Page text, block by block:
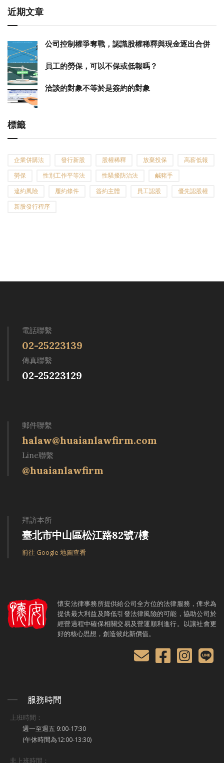
近期文章
公司控制權爭奪戰，認識股權稀釋與現金逐出合併
員工的勞保，可以不保或低報嗎？
洽談的對象不等於是簽約的對象
標籤
企業併購法 發行新股 股權稀釋 放棄投保 高薪低報
勞保 性別工作平等法 性騷擾防治法 鹹豬手
違約風險 履約條件 簽約主體 員工認股 優先認股權
新股發行程序
電話聯繫
02-25223139
傳真聯繫
02-25223129
郵件聯繫
halaw@huaianlawfirm.com
Line聯繫
@huaianlawfirm
拜訪本所
臺北市中山區松江路82號7樓
前往 Google 地圖查看
懷安法律事務所提供給公司全方位的法律服務，俾求為
提供最大利益及降低引發法律風險的可能，協助公司於
經營過程中確保相關交易及營運順利進行。以讓社會更
好的核心思想，創造彼此新價值。
服務時間
上班時間：
週一至週五 9:00-17:30
(午休時間為12:00-13:30)
非上班時間：